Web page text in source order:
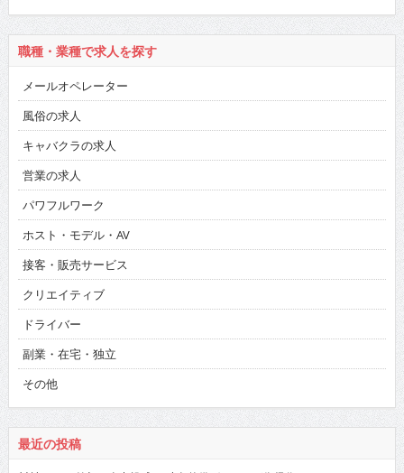
職種・業種で求人を探す
メールオペレーター
風俗の求人
キャバクラの求人
営業の求人
パワフルワーク
ホスト・モデル・AV
接客・販売サービス
クリエイティブ
ドライバー
副業・在宅・独立
その他
最近の投稿